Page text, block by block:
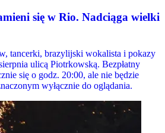
się w Rio. Nadciąga wielki
tancerki, brazylijski wokalista i pokazy
ulicą Piotrkowską. Bezpłatny
się o godz. 20:00, ale nie będzie
wyłącznie do oglądania.